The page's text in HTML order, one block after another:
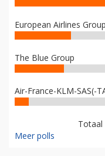
European Airlines
The Blue Group
Air-France-KLM-SAS(-
Totaal
Meer polls